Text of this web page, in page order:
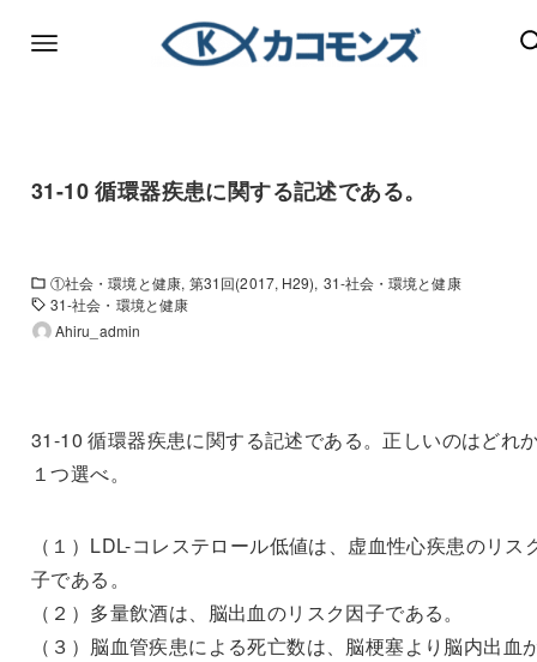
31-10 循環器疾患に関する記述である。
①社会・環境と健康 第31回(2017, H29) 31-社会・環境と健康
31-社会・環境と健康
Ahiru_admin
31-10 循環器疾患に関する記述である。正しいのはどれ
１つ選べ。
（１）LDL-コレステロール低値は、虚血性心疾患のリス
子である。
（２）多量飲酒は、脳出血のリスク因子である。
（３）脳血管疾患による死亡数は、脳梗塞より脳内出血